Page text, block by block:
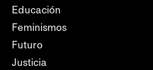
Educación
Feminismos
Futuro
Justicia